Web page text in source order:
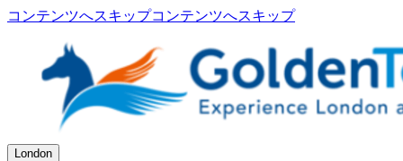
コンテンツへスキップコンテンツへスキップ
London